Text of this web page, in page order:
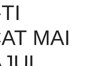
MAI